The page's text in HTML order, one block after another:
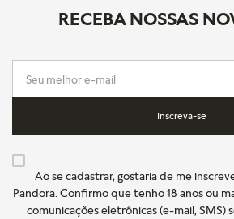
RECEBA NOSSAS
Inscreva-se
Ao se cadastrar, gostaria de me
Pandora. Confirmo que tenho 18 anos ou
comunicações eletrônicas (e-mail, SMS)